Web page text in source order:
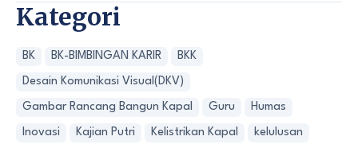
Kategori
BK BK-BIMBINGAN KARIR BKK
Desain Komunikasi Visual(DKV)
Gambar Rancang Bangun Kapal Guru Humas
Inovasi Kajian Putri Kelistrikan Kapal kelulusan